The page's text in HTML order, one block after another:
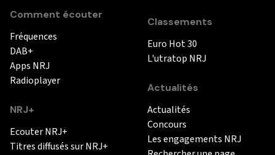
Comment écouter
Fréquences
DAB+
Apps NRJ
Radioplayer
NRJ+
Ecouter NRJ+
Titres diffusés sur NRJ+
Classements
Euro Hot 30
L'utratop NRJ
Actualités
Actualités
Concours
Les engagements NRJ